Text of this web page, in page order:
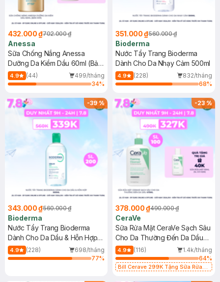
432.000 ₫702.000 ₫
Anessa
Sữa Chống Nắng Anessa
Dưỡng Da Kiềm Dầu 60ml (Bản
Mới)
4.9 (44)
499/tháng
34%
351.000 ₫560.000 ₫
Bioderma
Nước Tẩy Trang Bioderma
Dành Cho Da Nhạy Cảm 500ml
4.9 (228)
832/tháng
68%
-39%
343.000 ₫560.000 ₫
Bioderma
Nước Tẩy Trang Bioderma
Dành Cho Da Dầu & Hỗn Hợp
500ml
4.9 (228)
698/tháng
77%
-23%
378.000 ₫490.000 ₫
CeraVe
Sữa Rửa Mặt CeraVe Sạch Sâu
Cho Da Thường Đến Da Dầu
473ml
4.9 (116)
1.4k/tháng
64%
Bill Cerave 299K Tặng Sữa Rửa